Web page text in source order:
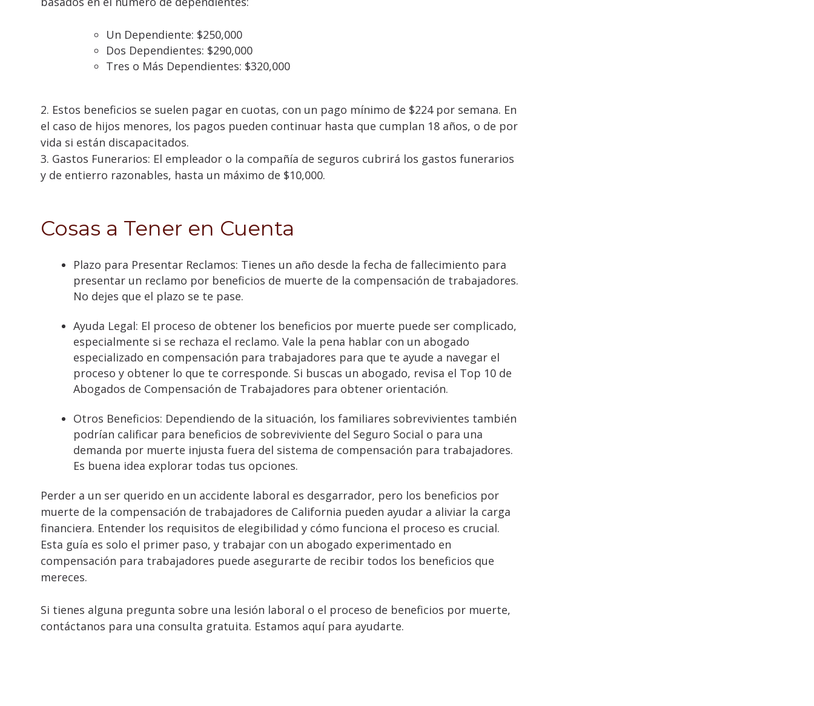
Un Dependiente: $250,000
Dos Dependientes: $290,000
Tres o Más Dependientes: $320,000
2. Estos beneficios se suelen pagar en cuotas, con un pago mínimo de $224 por semana. En
el caso de hijos menores, los pagos pueden continuar hasta que cumplan 18 años, o de por
vida si están discapacitados.
3. Gastos Funerarios: El empleador o la compañía de seguros cubrirá los gastos funerarios
y de entierro razonables, hasta un máximo de $10,000.
Cosas a Tener en Cuenta
Plazo para Presentar Reclamos: Tienes un año desde la fecha de fallecimiento para
presentar un reclamo por beneficios de muerte de la compensación de trabajadores.
No dejes que el plazo se te pase.
Ayuda Legal: El proceso de obtener los beneficios por muerte puede ser complicado,
especialmente si se rechaza el reclamo. Vale la pena hablar con un abogado
especializado en compensación para trabajadores para que te ayude a navegar el
proceso y obtener lo que te corresponde. Si buscas un abogado, revisa el Top 10 de
Abogados de Compensación de Trabajadores para obtener orientación.
Otros Beneficios: Dependiendo de la situación, los familiares sobrevivientes también
podrían calificar para beneficios de sobreviviente del Seguro Social o para una
demanda por muerte injusta fuera del sistema de compensación para trabajadores.
Es buena idea explorar todas tus opciones.
Perder a un ser querido en un accidente laboral es desgarrador, pero los beneficios por
muerte de la compensación de trabajadores de California pueden ayudar a aliviar la carga
financiera. Entender los requisitos de elegibilidad y cómo funciona el proceso es crucial.
Esta guía es solo el primer paso, y trabajar con un abogado experimentado en
compensación para trabajadores puede asegurarte de recibir todos los beneficios que
mereces.
Si tienes alguna pregunta sobre una lesión laboral o el proceso de beneficios por muerte,
contáctanos para una consulta gratuita. Estamos aquí para ayudarte.